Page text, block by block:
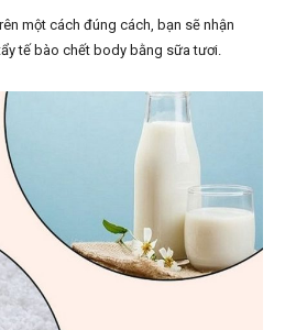
một cách đúng cách, bạn sẽ nhận
tế bào chết body bằng sữa tươi.